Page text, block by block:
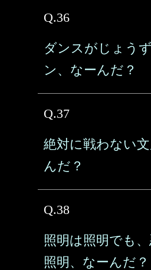
Q.36
ダンスがじょう
ン、なーんだ？
Q.37
絶対に戦わない
んだ？
Q.38
照明は照明でも
照明、なーんだ？